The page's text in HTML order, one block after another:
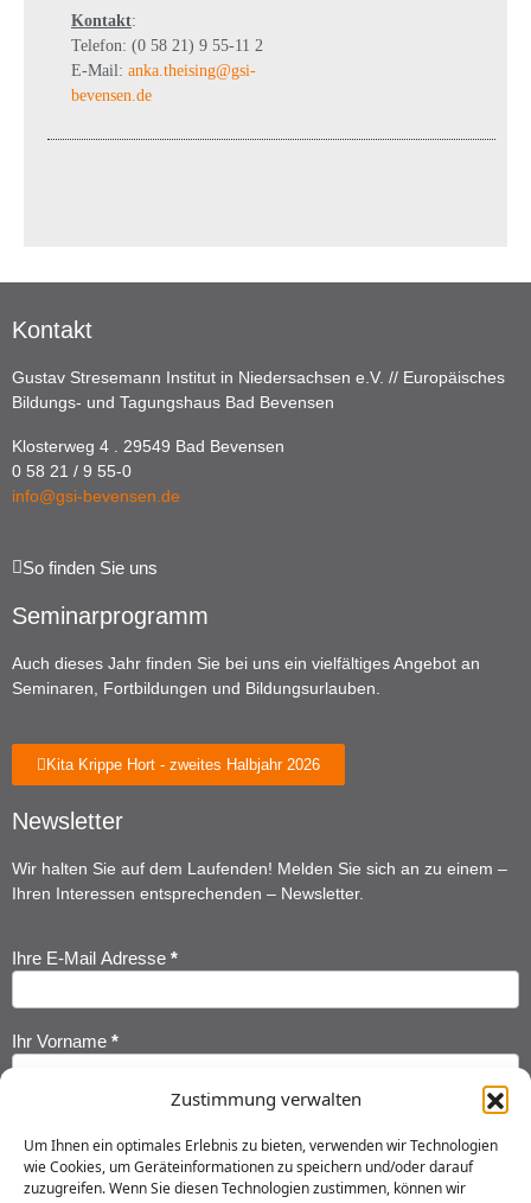
Zustimmung verwalten
Um Ihnen ein optimales Erlebnis zu bieten, verwenden wir Technologien
wie Cookies, um Geräteinformationen zu speichern und/oder darauf
zuzugreifen. Wenn Sie diesen Technologien zustimmen, können wir
Kontakt:
Telefon: (0 58 21) 9 55-11 2
E-Mail: anka.theising@gsi-
bevensen.de
Kontakt
Gustav Stresemann Institut in Niedersachsen e.V. // Europäisches
Bildungs- und Tagungshaus Bad Bevensen
Klosterweg 4 . 29549 Bad Bevensen
0 58 21 / 9 55-0
info@gsi-bevensen.de
So finden Sie uns
Seminarprogramm
Auch dieses Jahr finden Sie bei uns ein vielfältiges Angebot an
Seminaren, Fortbildungen und Bildungsurlauben.
Kita Krippe Hort - zweites Halbjahr 2026
Newsletter
Wir halten Sie auf dem Laufenden! Melden Sie sich an zu einem –
Ihren Interessen entsprechenden – Newsletter.
Newsletter
Anmeldung
Ihre E-Mail Adresse *
Ihr Vorname *